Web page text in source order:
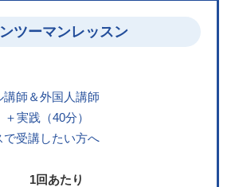
ツーマンレッスン
師＆外国人講師
実践（40分）
で受講したい方へ
1回あたり